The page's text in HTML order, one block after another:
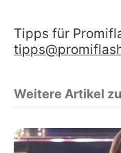
Tipps für
Weitere Artikel